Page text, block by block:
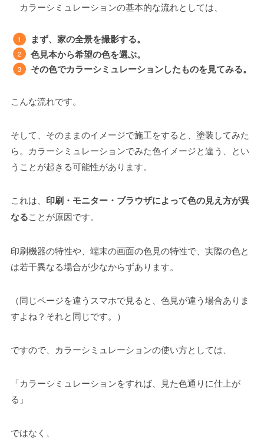
カラーシミュレーションの基本的な流れとしては、
まず、家の全景を撮影する。
色見本から希望の色を選ぶ。
その色でカラーシミュレーションしたものを見てみる。
こんな流れです。
そして、そのままのイメージで施工をすると、塗装してみた
ら。カラーシミュレーションでみた色イメージと違う、とい
うことが起きる可能性があります。
これは、 印刷・モニター・ブラウザによって色の見え方が異
なることが原因です。
印刷機器の特性や、端末の画面の色見の特性で、実際の色と
は若干異なる場合が少なからずあります。
（同じページを違うスマホで見ると、色見が違う場合ありま
すよね？それと同じです。）
ですので、カラーシミュレーションの使い方としては、
「カラーシミュレーションをすれば、見た色通りに仕上が
る」
ではなく、